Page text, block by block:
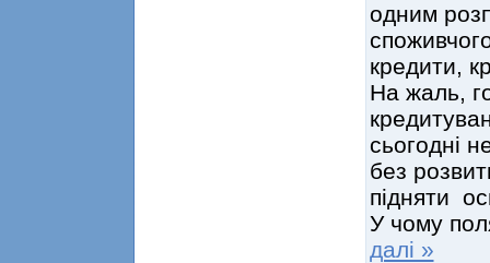
одним
кредити,
На жаль,
сьогодні
без
підняти
У чому
далі »